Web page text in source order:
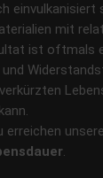
einvulkanisiert
mit
ist oftmals
erreichen
.